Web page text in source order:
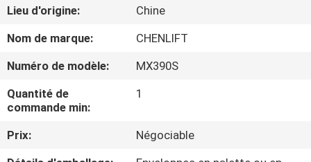
À
PROPOS
NOUS
Lieu d'origine:
Chine
Nom de marque:
CHENLIFT
Numéro de modèle:
MX390S
Quantité de
commande min:
1
Prix:
Négociable